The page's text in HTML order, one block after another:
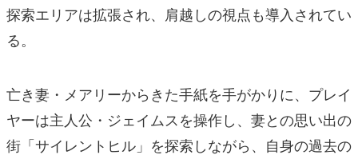
探索エリアは拡張され、肩越しの視点も導入されてい
る。
亡き妻・メアリーからきた手紙を手がかりに、プレイ
ヤーは主人公・ジェイムスを操作し、妻との思い出の
街「サイレントヒル」を探索しながら、自身の過去の